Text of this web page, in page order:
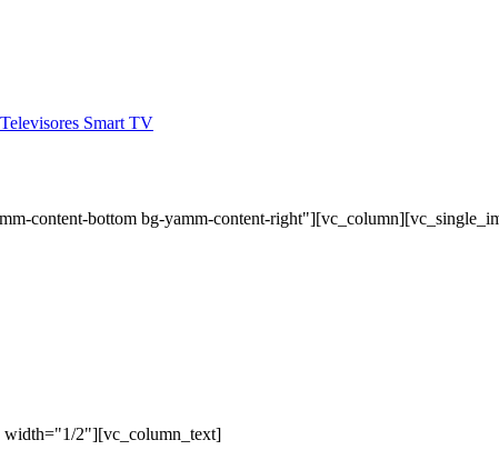
content-bottom bg-yamm-content-
width="1/2"][vc_column_text]